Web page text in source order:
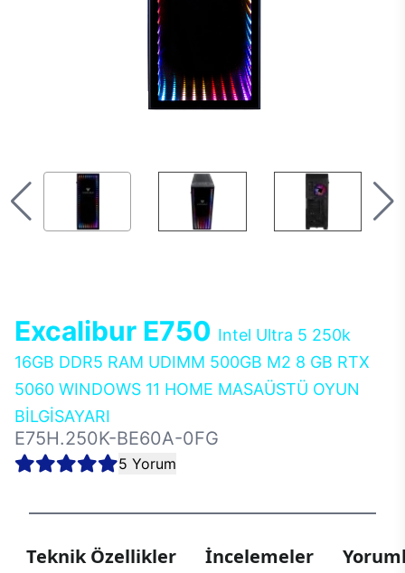
Excalibur E750 Intel Ultra 5 250k
16GB DDR5 RAM UDIMM 500GB M2 8 GB RTX
5060 WINDOWS 11 HOME MASAÜSTÜ OYUN
BİLGİSAYARI
E75H.250K-BE60A-0FG
5 Yorum
Teknik Özellikler İncelemeler